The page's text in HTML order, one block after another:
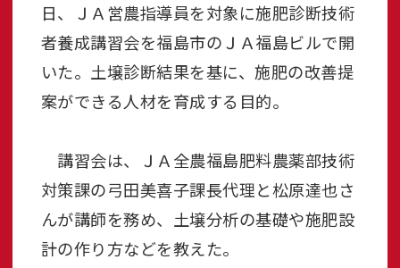
日、ＪＡ営農指導員を対象に施肥診断技術
者養成講習会を福島市のＪＡ福島ビルで開
いた。土壌診断結果を基に、施肥の改善提
案ができる人材を育成する目的。
講習会は、ＪＡ全農福島肥料農薬部技術
対策課の弓田美喜子課長代理と松原達也さ
んが講師を務め、土壌分析の基礎や施肥設
計の作り方などを教えた。